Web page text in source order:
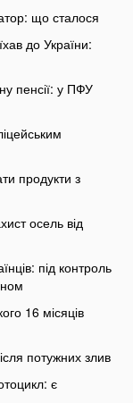
що сталося
до України:
пенсії: у ПФУ
продукти з
осель від
під контроль
16 місяців
потужних злив
є